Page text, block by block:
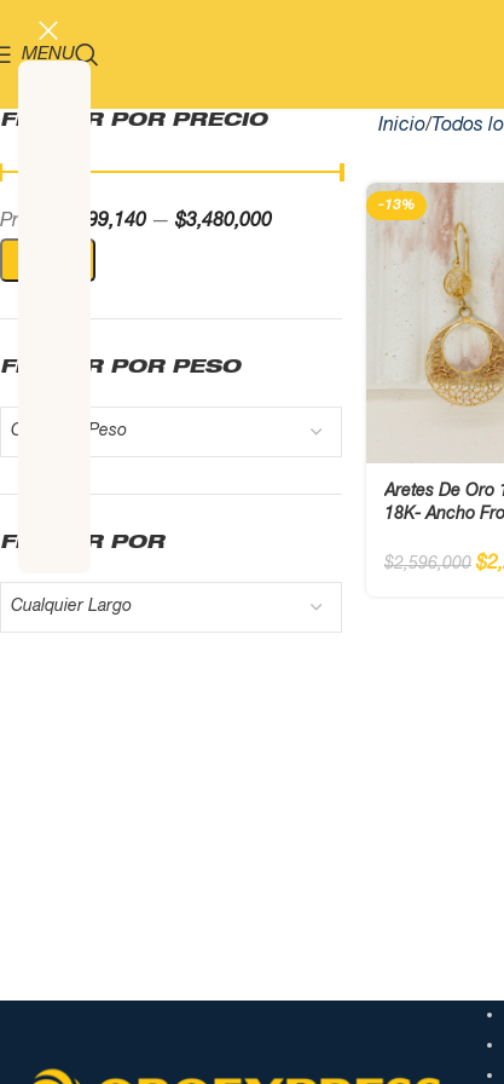
MENU
FILTRAR POR PRECIO
Precio: $899,140 — $3,480,000
FILTRAR POR PESO
Cualquier Peso
FILTRAR POR
Cualquier Largo
Inicio Todos
-13%
Aretes De Oro
18K- Ancho
$2,596,000 $